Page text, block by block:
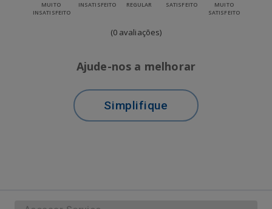
MUITO
INSATISFEITO
INSATISFEITO REGULAR SATISFEITO
MUITO
SATISFEITO
(0 avaliações)
Ajude-nos a melhorar
Simplifique